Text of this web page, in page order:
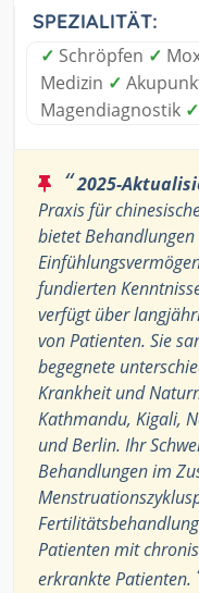
SPEZIALITÄT:
✓ Schröpfen ✓
Medizin ✓
Magendiagnostik ✓
“2025-
Praxis für
bietet
fundierten
verfügt über
von Patienten. Sie
begegnete
Krankheit und
Kathmandu, Kigali,
und Berlin. Ihr
Behandlungen im
Patienten mit
erkrankte Patienten.